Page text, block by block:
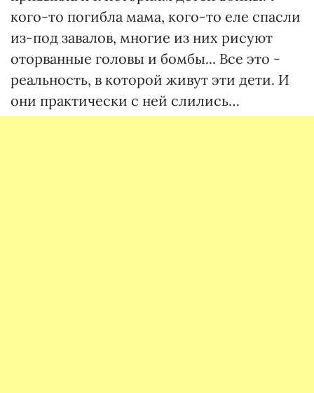
кого-то погибла мама, кого-то еле спасли
из-под завалов, многие из них рисуют
оторванные головы и бомбы... Все это -
реальность, в которой живут эти дети. И
они практически с ней слились…